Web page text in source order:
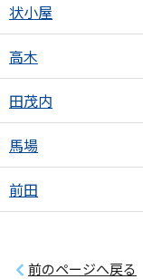
状小屋
高木
田茂内
馬場
前田
前のページへ戻る